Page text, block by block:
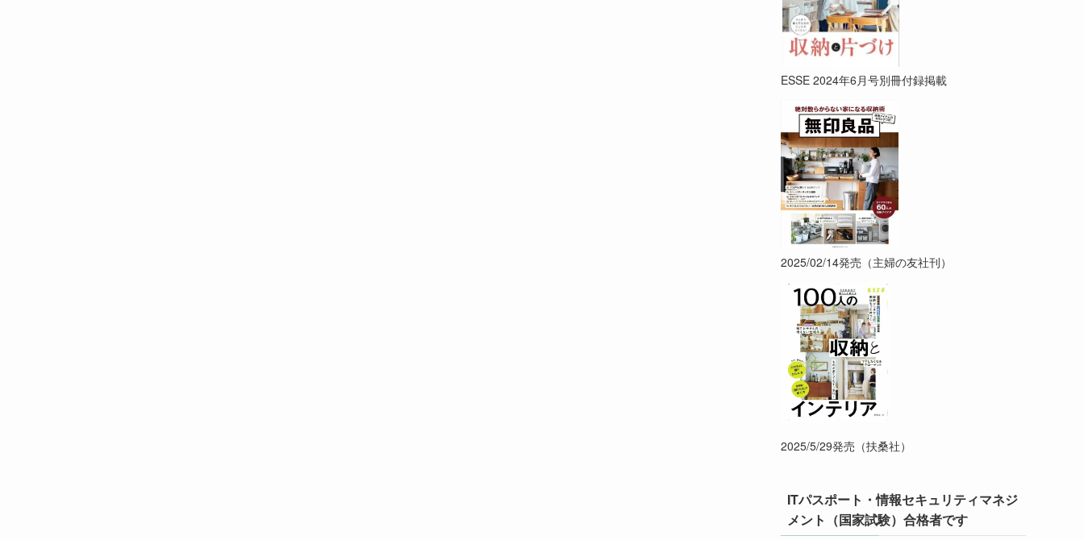
ESSE 2024年6月号別冊付録掲載
2025/02/14発売（主婦の友社刊）
2025/5/29発売（扶桑社）
ITパスポート・情報セキュリティマネジ
メント（国家試験）合格者です